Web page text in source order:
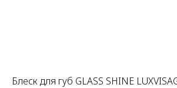
Блеск для губ GLASS SHINE